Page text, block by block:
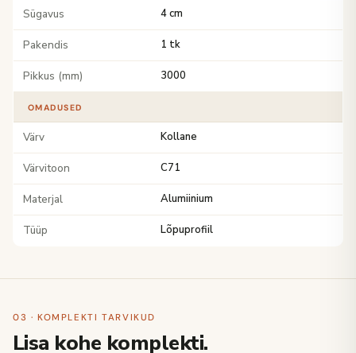
Sügavus 4 cm
Pakendis 1 tk
Pikkus (mm) 3000
OMADUSED
Värv Kollane
Värvitoon C71
Materjal Alumiinium
Tüüp Lõpuprofiil
03 · KOMPLEKTI TARVIKUD
Lisa kohe komplekti.